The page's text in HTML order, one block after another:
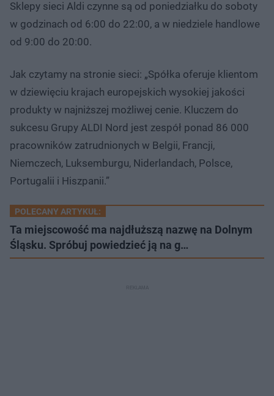
Sklepy sieci Aldi czynne są od poniedziałku do soboty
w godzinach od 6:00 do 22:00, a w niedziele handlowe
od 9:00 do 20:00.
Jak czytamy na stronie sieci: „Spółka oferuje klientom
w dziewięciu krajach europejskich wysokiej jakości
produkty w najniższej możliwej cenie. Kluczem do
sukcesu Grupy ALDI Nord jest zespół ponad 86 000
pracowników zatrudnionych w Belgii, Francji,
Niemczech, Luksemburgu, Niderlandach, Polsce,
Portugalii i Hiszpanii.”
POLECANY ARTYKUŁ:
Ta miejscowość ma najdłuższą nazwę na Dolnym
Śląsku. Spróbuj powiedzieć ją na g…